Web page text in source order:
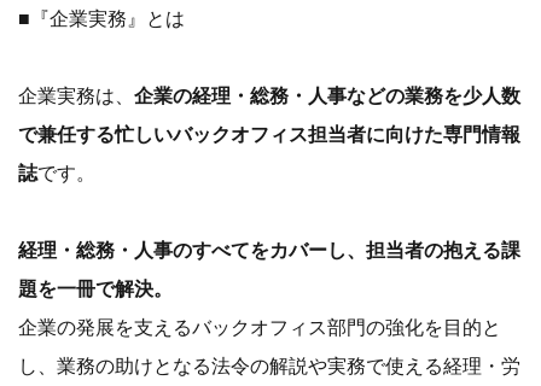
■『企業実務』とは
企業実務は、 企業の経理・総務・人事などの業務を少人数
で兼任する忙しいバックオフィス担当者に向けた専門情報
誌です。
経理・総務・人事のすべてをカバーし、担当者の抱える課
題を一冊で解決。
企業の発展を支えるバックオフィス部門の強化を目的と
し、業務の助けとなる法令の解説や実務で使える経理・労